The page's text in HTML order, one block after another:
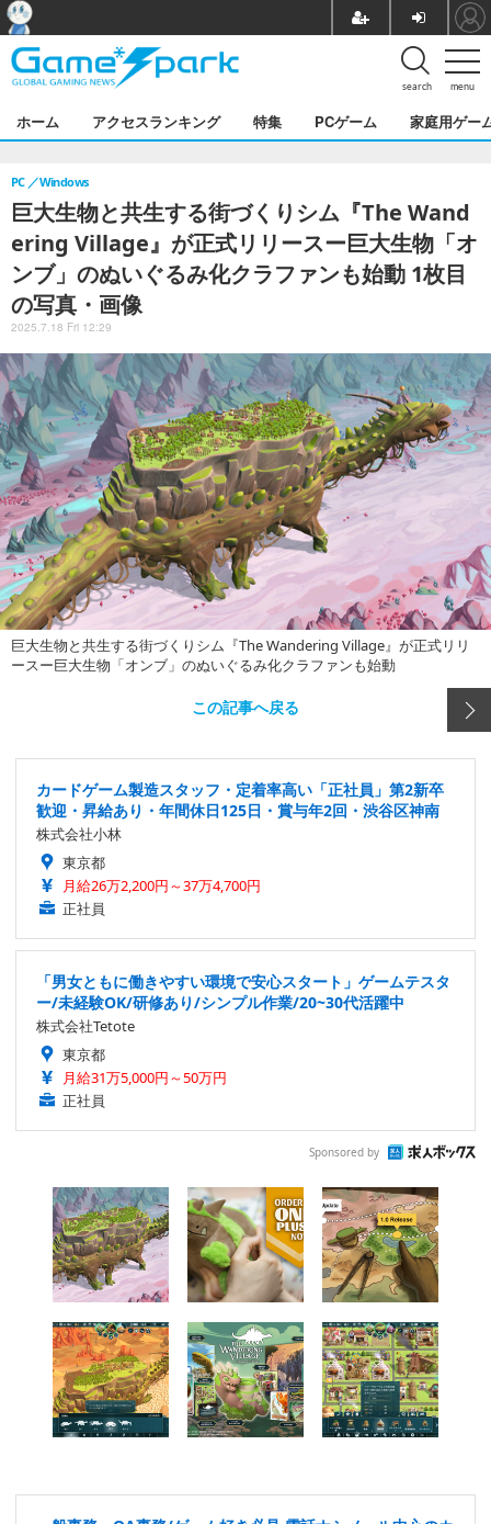
menu
search
ホーム アクセスランキング 特集 PCゲーム 家庭用ゲー
巨大生物と共生する街づくりシム『The Wand
ering Village』が正式リリースー巨大生物「オ
ンブ」のぬいぐるみ化クラファンも始動 1枚目
の写真・画像
PC Windows
2025.7.18 Fri 12:29
巨大生物と共生する街づくりシム『The Wandering Village』が正式リリ
ースー巨大生物「オンブ」のぬいぐるみ化クラファンも始動
この記事へ戻る
カードゲーム製造スタッフ・定着率高い「正社員」第2新卒
歓迎・昇給あり・年間休日125日・賞与年2回・渋谷区神南
株式会社小林
東京都
月給26万2,200円～37万4,700円
正社員
「男女ともに働きやすい環境で安心スタート」ゲームテスタ
ー/未経験OK/研修あり/シンプル作業/20~30代活躍中
株式会社Tetote
東京都
月給31万5,000円～50万円
正社員
Sponsored by